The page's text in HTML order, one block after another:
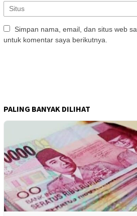
Simpan nama, email, dan situs web
untuk komentar saya berikutnya.
PALING BANYAK DILIHAT